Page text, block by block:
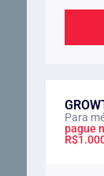
Para
pague